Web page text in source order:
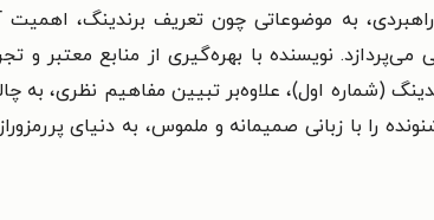
به موضوعاتی چون تعریف برندینگ، اهمیت
نویسنده با بهره‌گیری از منابع معتبر و
(شماره اول)، علاوه‌بر تبیین مفاهیم نظری، به
را با زبانی صمیمانه و ملموس، به دنیای